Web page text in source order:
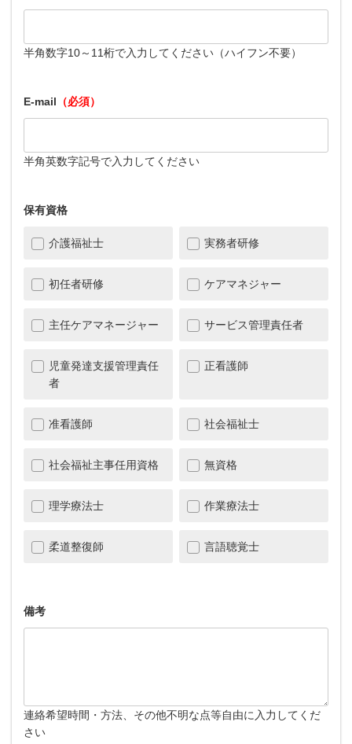
半角数字10～11桁で入力してください（ハイフン不要）
E-mail （必須）
半角英数字記号で入力してください
保有資格
介護福祉士 実務者研修
初任者研修 ケアマネジャー
主任ケアマネージャー サービス管理責任者
児童発達支援管理責任
者
正看護師
准看護師 社会福祉士
社会福祉主事任用資格 無資格
理学療法士 作業療法士
柔道整復師 言語聴覚士
備考
連絡希望時間・方法、その他不明な点等自由に入力してくだ
さい